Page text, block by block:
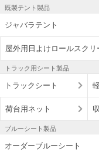
既製テント製品
ジャバラテント
屋外用日よけロールスクリ
トラック用シート製品
トラックシート
荷台用ネット
ブルーシート製品
オーダーブルーシート